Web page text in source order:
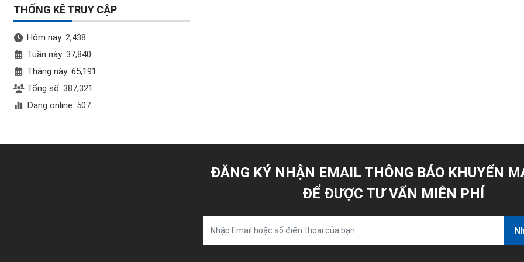
THỐNG KÊ TRUY CẬP
Hôm nay: 2,438
Tuần này: 37,840
Tháng này: 65,191
Tổng số: 387,321
Đang online: 507
ĐĂNG KÝ NHẬN EMAIL THÔNG BÁO KHUYẾN
ĐỂ ĐƯỢC TƯ VẤN MIỄN PHÍ